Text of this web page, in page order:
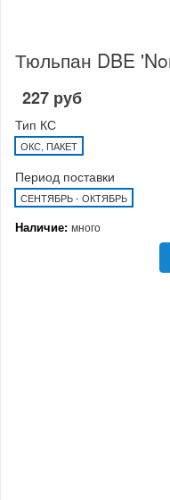
Тюльпан DBE
227 руб
Тип КС
ОКС, ПАКЕТ
Период поставки
СЕНТЯБРЬ - ОКТЯБРЬ
Наличие: много